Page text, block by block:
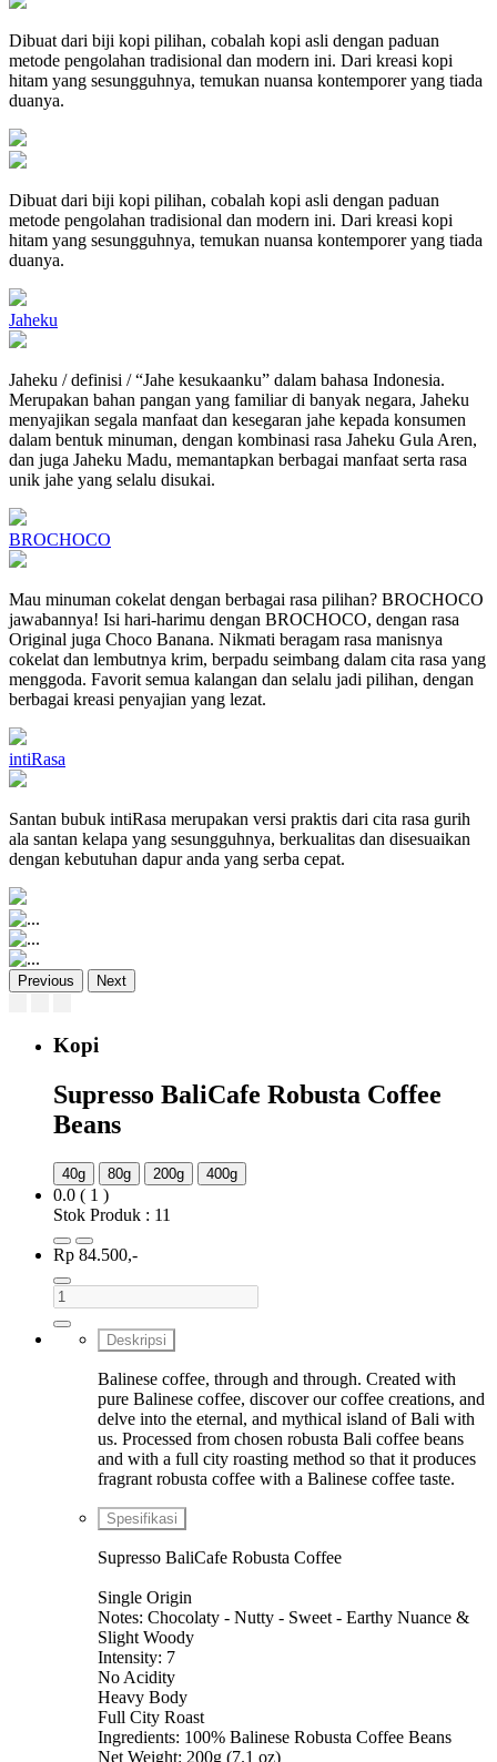
Dibuat dari biji kopi pilihan, cobalah kopi asli dengan paduan
metode pengolahan tradisional dan modern ini. Dari kreasi kopi
hitam yang sesungguhnya, temukan nuansa kontemporer yang tiada
duanya.
Dibuat dari biji kopi pilihan, cobalah kopi asli dengan paduan
metode pengolahan tradisional dan modern ini. Dari kreasi kopi
hitam yang sesungguhnya, temukan nuansa kontemporer yang tiada
duanya.
Jaheku
Jaheku / definisi / “Jahe kesukaanku” dalam bahasa Indonesia.
Merupakan bahan pangan yang familiar di banyak negara, Jaheku
menyajikan segala manfaat dan kesegaran jahe kepada konsumen
dalam bentuk minuman, dengan kombinasi rasa Jaheku Gula Aren,
dan juga Jaheku Madu, memantapkan berbagai manfaat serta rasa
unik jahe yang selalu disukai.
BROCHOCO
Mau minuman cokelat dengan berbagai rasa pilihan? BROCHOCO
jawabannya! Isi hari-harimu dengan BROCHOCO, dengan rasa
Original juga Choco Banana. Nikmati beragam rasa manisnya
cokelat dan lembutnya krim, berpadu seimbang dalam cita rasa yang
menggoda. Favorit semua kalangan dan selalu jadi pilihan, dengan
berbagai kreasi penyajian yang lezat.
intiRasa
Santan bubuk intiRasa merupakan versi praktis dari cita rasa gurih
ala santan kelapa yang sesungguhnya, berkualitas dan disesuaikan
dengan kebutuhan dapur anda yang serba cepat.
Previous Next
Kopi
Supresso BaliCafe Robusta Coffee
Beans
40g 80g 200g 400g
0.0 ( 1 )
Stok Produk : 11
Rp 84.500,-
Deskripsi
Balinese coffee, through and through. Created with
pure Balinese coffee, discover our coffee creations, and
delve into the eternal, and mythical island of Bali with
us. Processed from chosen robusta Bali coffee beans
and with a full city roasting method so that it produces
fragrant robusta coffee with a Balinese coffee taste.
Spesifikasi
Supresso BaliCafe Robusta Coffee
Single Origin
Notes: Chocolaty - Nutty - Sweet - Earthy Nuance &
Slight Woody
Intensity: 7
No Acidity
Heavy Body
Full City Roast
Ingredients: 100% Balinese Robusta Coffee Beans
Net Weight: 200g (7.1 oz)